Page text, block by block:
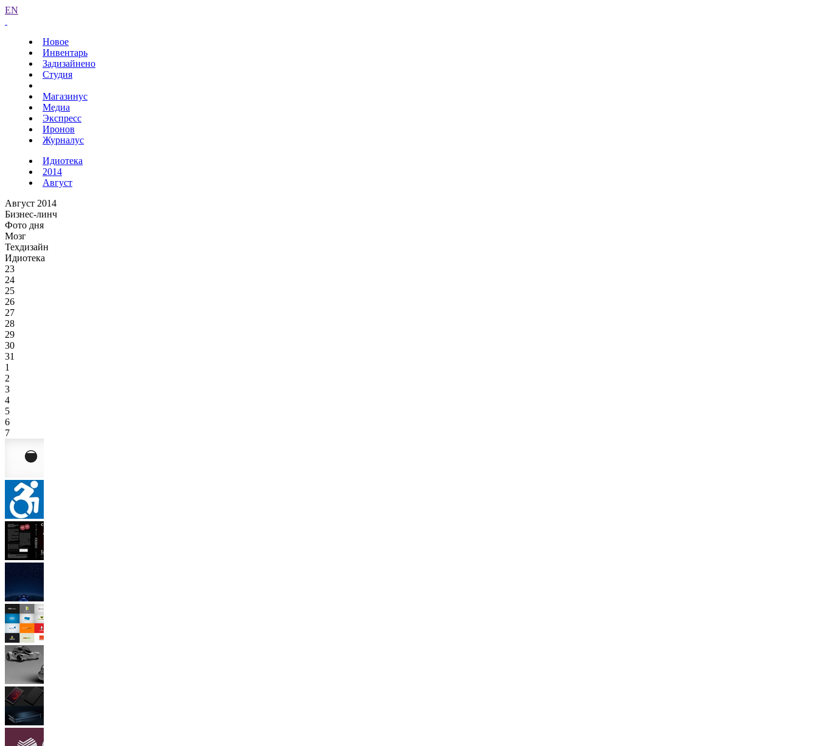
EN
Новое
Инвентарь
Задизайнено
Студия
Магазинус
Медиа
Экспресс
Иронов
Журналус
Идиотека
2014
Август
Август 2014
Бизнес-линч
Фото дня
Мозг
Техдизайн
Идиотека
23
24
25
26
27
28
29
30
31
1
2
3
4
5
6
7